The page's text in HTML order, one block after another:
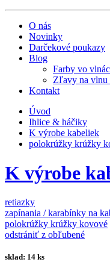
O nás
Novinky
Darčekové poukazy
Blog
Farby vo
Zľavy na vlnu
Kontakt
Úvod
Ihlice & háčiky
K výrobe kabeliek
polokrúžky krúžky
K výrobe
retiazky
zapínania / karabínky na
polokrúžky krúžky kovové
odstrániť z obľubené
sklad: 14 ks